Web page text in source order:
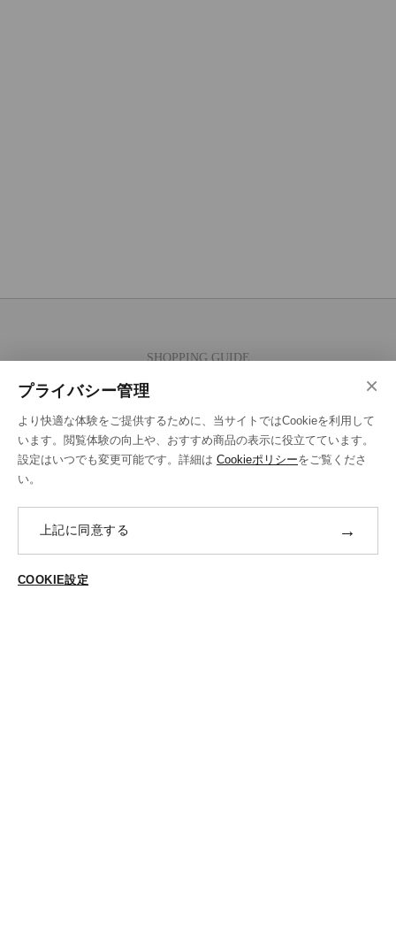
SHOPPING GUIDE
送料・ラッピング·配送方法
×
プライバシー管理
より快適な体験をご提供するために、当サイトではCookieを利用して
います。閲覧体験の向上や、おすすめ商品の表示に役立てています。
設定はいつでも変更可能です。詳細は Cookieポリシーをご覧くださ
い。
上記に同意する →
COOKIE設定